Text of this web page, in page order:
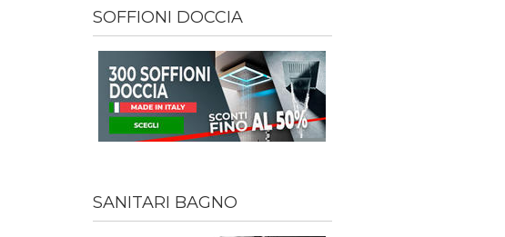
SOFFIONI DOCCIA
SANITARI BAGNO